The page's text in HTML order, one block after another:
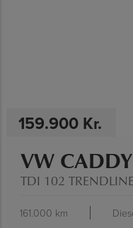
159.900 Kr.
VW CADDY
TDI 102
161.000 km